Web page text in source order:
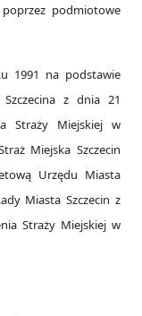
podmiotowe
1991 na podstawie
z dnia 21
Straży Miejskiej w
Miejska Szczecin
Urzędu Miasta
Miasta Szczecin z
Straży Miejskiej w